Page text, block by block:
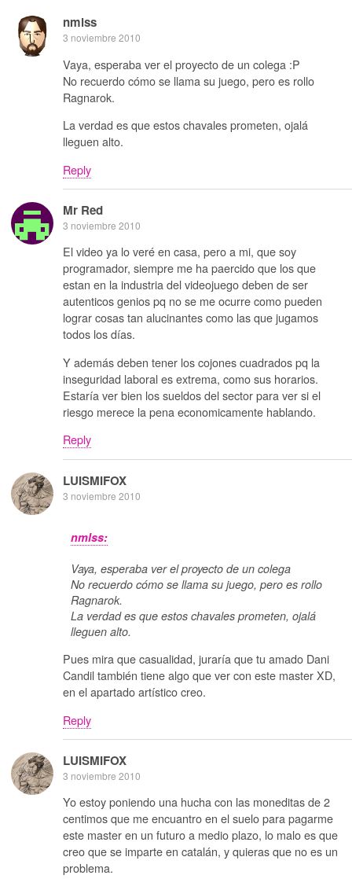
nmlss
3 noviembre 2010
Vaya, esperaba ver el proyecto de un colega :P
No recuerdo cómo se llama su juego, pero es rollo
Ragnarok.
La verdad es que estos chavales prometen, ojalá
lleguen alto.
Reply
Mr Red
3 noviembre 2010
El video ya lo veré en casa, pero a mi, que soy
programador, siempre me ha paercido que los que
estan en la industria del videojuego deben de ser
autenticos genios pq no se me ocurre como pueden
lograr cosas tan alucinantes como las que jugamos
todos los días.
Y además deben tener los cojones cuadrados pq la
inseguridad laboral es extrema, como sus horarios.
Estaría ver bien los sueldos del sector para ver si el
riesgo merece la pena economicamente hablando.
Reply
LUISMIFOX
3 noviembre 2010
nmlss:
Vaya, esperaba ver el proyecto de un colega
No recuerdo cómo se llama su juego, pero es rollo
Ragnarok.
La verdad es que estos chavales prometen, ojalá
lleguen alto.
Pues mira que casualidad, juraría que tu amado Dani
Candil también tiene algo que ver con este master XD,
en el apartado artístico creo.
Reply
LUISMIFOX
3 noviembre 2010
Yo estoy poniendo una hucha con las moneditas de 2
centimos que me encuantro en el suelo para pagarme
este master en un futuro a medio plazo, lo malo es que
creo que se imparte en catalán, y quieras que no es un
problema.